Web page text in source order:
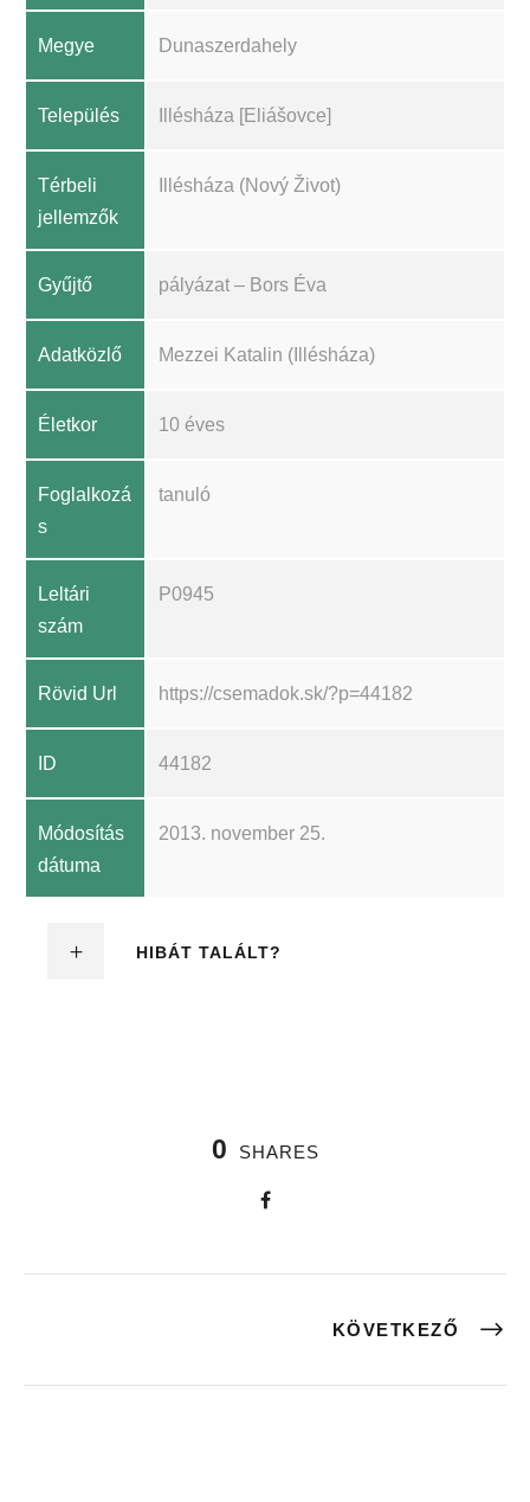
Megye Dunaszerdahely
Település Illésháza [Eliášovce]
Térbeli
jellemzők
Illésháza (Nový Život)
Gyűjtő pályázat – Bors Éva
Adatközlő Mezzei Katalin (Illésháza)
Életkor 10 éves
Foglalkozá
s
tanuló
Leltári
szám
P0945
Rövid Url https://csemadok.sk/?p=44182
ID 44182
Módosítás
dátuma
2013. november 25.
HIBÁT TALÁLT?
0 SHARES
KÖVETKEZŐ